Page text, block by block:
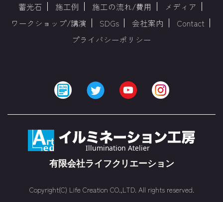
蓄光石 施工例 施工の流れ/費用
メディア
ワークショップ/講演
SDGs 会社案内
Contact
プライバシーポリシー
Copyright(C) Life Creation CO.,LTD. All rights reserved.